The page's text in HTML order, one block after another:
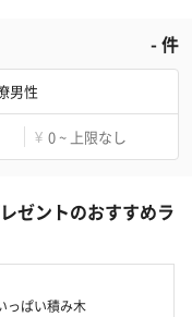
-件
男性
¥ 0 ~ 上限なし
ゼントのおすすめラ
っぱい積み木